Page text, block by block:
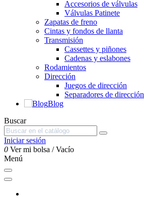
Accesorios de válvulas
Válvulas Patinete
Zapatas de freno
Cintas y fondos de llanta
Transmisión
Cassettes y piñones
Cadenas y eslabones
Rodamientos
Dirección
Juegos de dirección
Separadores de dirección
Blog
Buscar
Iniciar sesión
0 Ver mi bolsa /Vacío
Menú